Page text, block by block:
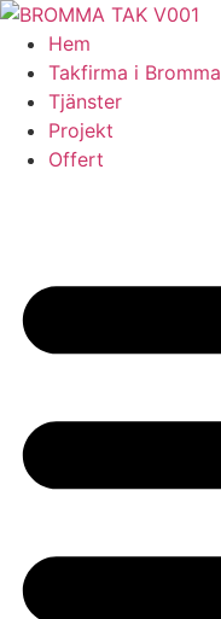
Skip
content
Hem
Takfirma i Bromma
Tjänster
Projekt
Offert